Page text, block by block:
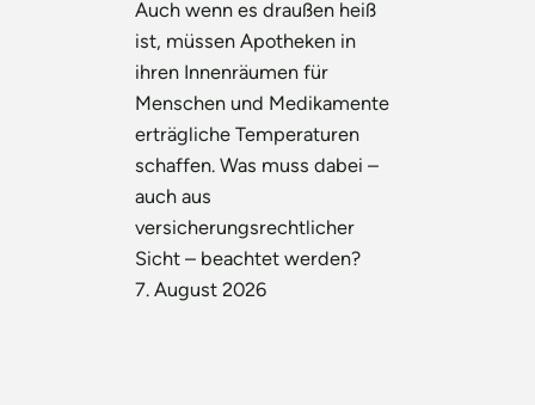
Auch wenn es draußen heiß
ist, müssen Apotheken in
ihren Innenräumen für
Menschen und Medikamente
erträgliche Temperaturen
schaffen. Was muss dabei –
auch aus
versicherungsrechtlicher
Sicht – beachtet werden?
7. August 2026